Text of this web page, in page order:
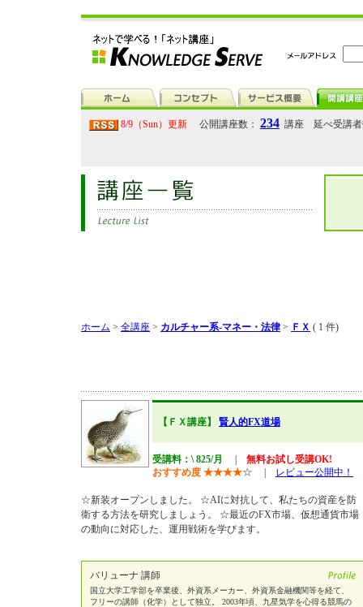
8/9（Sun）更新 公開講座数： 234 講座 延べ受講
ホーム > 全講座 > カルチャー系-マネー・法律> ＦＸ ( 1 件)
【ＦＸ講座】 賢人的FX道場
受講料：\ 825/月
無料お試し受講OK!
おすすめ度 ★★★★☆ レビュー公開中！
☆新装オープンしました。 ☆AIに対抗して、私たちの資産を防
衛する方法を研究しましょう。 ☆最近のFX市場、仮想通貨市場
の動向に対応した、運用戦術を学びます。
バリューナ 講師
国立大学工学部を卒業後、外資系メーカー、外資系金融機関等を経て、
フリーの講師（化学）として独立。 2003年頃、九星気学を心得る競馬の